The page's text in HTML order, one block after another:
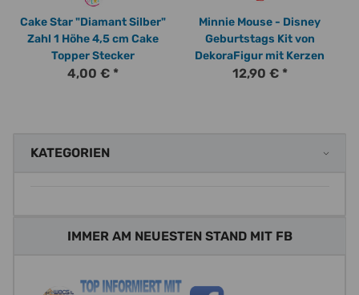
Cake Star "Diamant Silber"
Zahl 1 Höhe 4,5 cm Cake
Topper Stecker
4,00 € *
Minnie Mouse - Disney
Geburtstags Kit von
DekoraFigur mit Kerzen
12,90 € *
KATEGORIEN
IMMER AM NEUESTEN STAND MIT FB